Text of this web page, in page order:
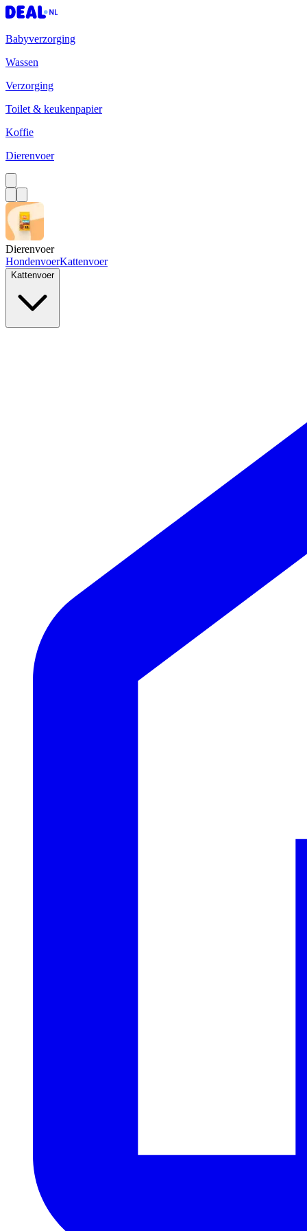
Babyverzorging
Wassen
Verzorging
Toilet & keukenpapier
Koffie
Dierenvoer
Dierenvoer
HondenvoerKattenvoer
Kattenvoer